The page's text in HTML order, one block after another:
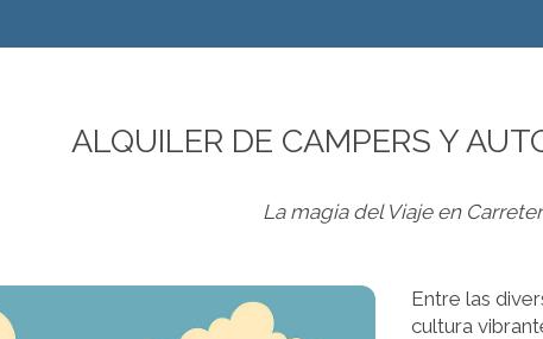
ALQUILER DE CAMPERS Y
La magia del Viaje en
Entre las
cultura